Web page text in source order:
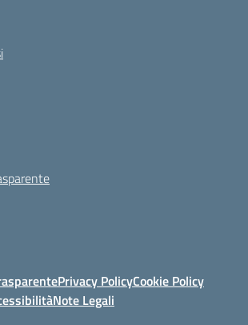
Privacy PolicyCookie Policy
Note Legali